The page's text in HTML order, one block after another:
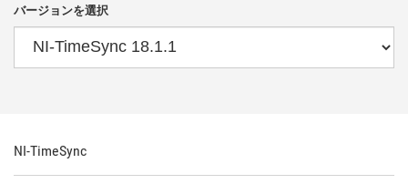
バージョンを選択
NI-TimeSync